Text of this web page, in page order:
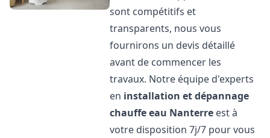
sont compétitifs et
transparents, nous vous
fournirons un devis détaillé
avant de commencer les
travaux. Notre équipe d'experts
en installation et dépannage
chauffe eau Nanterre est à
votre disposition 7j/7 pour vous